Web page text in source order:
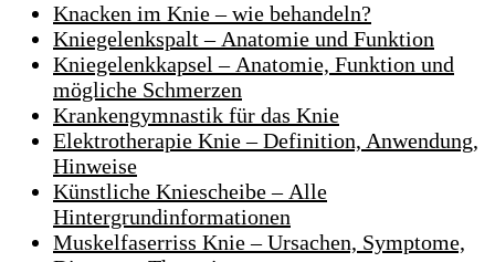
Knacken im Knie – wie behandeln?
Kniegelenkspalt – Anatomie und Funktion
Kniegelenkkapsel – Anatomie, Funktion und
mögliche Schmerzen
Krankengymnastik für das Knie
Elektrotherapie Knie – Definition, Anwendung,
Hinweise
Künstliche Kniescheibe – Alle
Hintergrundinformationen
Muskelfaserriss Knie – Ursachen, Symptome,